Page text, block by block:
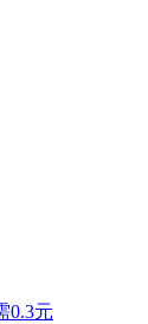
0.3元